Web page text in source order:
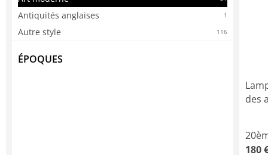
Antiquités anglaises 1
Autre style 116
ÉPOQUES
des
180